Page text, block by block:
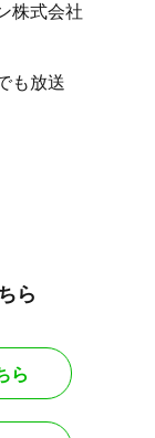
会社
も放送
ら
ら